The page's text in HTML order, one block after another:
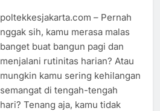
poltekkesjakarta.com – Pernah
nggak sih, kamu merasa malas
banget buat bangun pagi dan
menjalani rutinitas harian? Atau
mungkin kamu sering kehilangan
semangat di tengah-tengah
hari? Tenang aja, kamu tidak